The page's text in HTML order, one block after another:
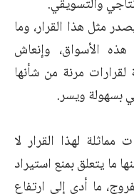
والتسويقي.
مثل هذا القرار، وما
الأسواق، وإنعاش
مرنة من شأنها
بسهولة ويسر.
لهذا القرار لا
ما يتعلق بمنع استيراد
ما أدى إلى ارتفاع